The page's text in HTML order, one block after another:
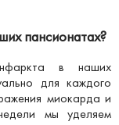
пансионатах?
в наших
для каждого
миокарда и
мы уделяем